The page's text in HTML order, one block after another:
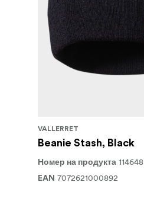
VALLERRET
Beanie Stash, Black
Номер на продукта 114648
EAN 7072621000892